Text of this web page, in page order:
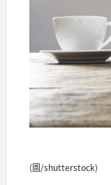
(圖/shutterstock)